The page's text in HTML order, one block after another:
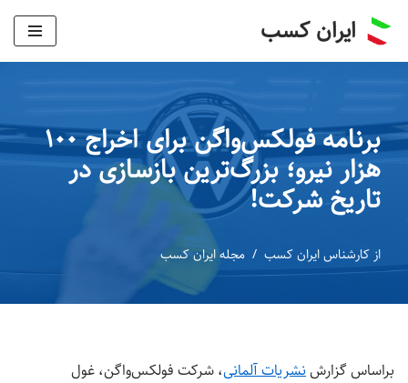
پرش
ایران کسب
برنامه فولکس‌واگن برای اخراج ۱۰۰
هزار نیرو؛ بزرگ‌ترین بازسازی در
تاریخ شرکت!
از کارشناس ایران کسب مجله ایران کسب
براساس گزارش‌نشریات آلمانی، شرکت فولکس‌واگن، غول